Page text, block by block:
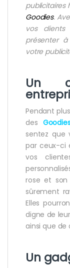
publicitaires
Goodies.
vos
présenter
votre
Un
Pendant
des
sentez que
par ceux-ci
vos
rose et son
sûrement
Elles
digne de
ainsi que
Un